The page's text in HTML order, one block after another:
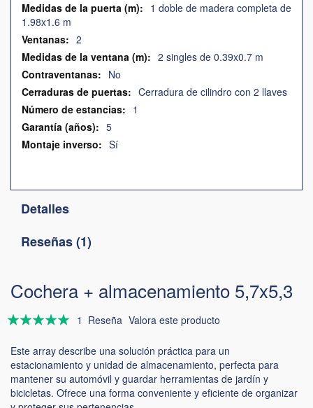
Cochera + almacenamiento 5,7x5,3
Valoración:
1 Reseña Valora este producto
Este array describe una solución práctica para un
estacionamiento y unidad de almacenamiento, perfecta para
mantener su automóvil y guardar herramientas de jardín y
bicicletas. Ofrece una forma conveniente y eficiente de organizar
1 doble de madera completa de
1.98x1.6 m
2
2 singles de 0.39x0.7 m
No
Cerradura de cilindro con 2 llaves
1
5
Sí
Detalles
Reseñas 1